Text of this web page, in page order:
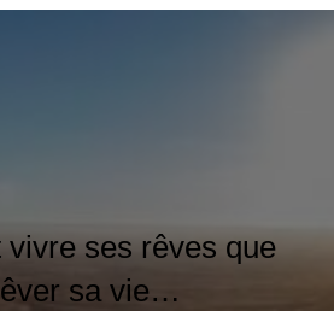
ses rêves que
sa vie…